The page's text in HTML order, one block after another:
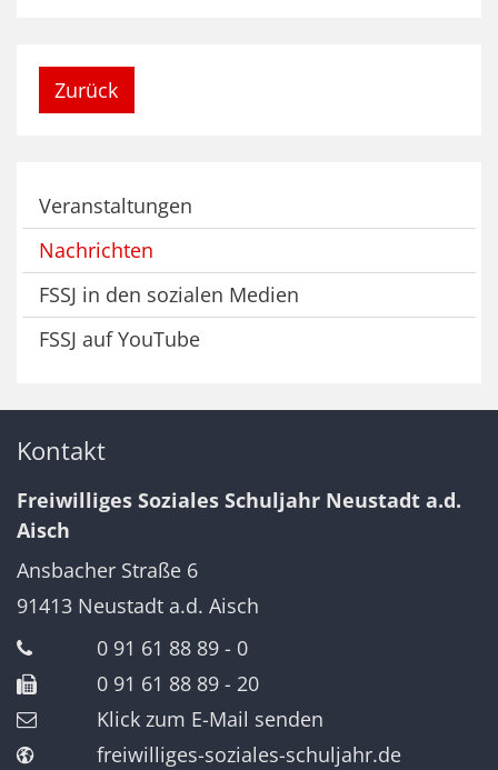
Zurück
Veranstaltungen
Nachrichten
FSSJ in den sozialen Medien
FSSJ auf YouTube
Kontakt
Freiwilliges Soziales Schuljahr Neustadt a.d.
Aisch
Ansbacher Straße 6
91413 Neustadt a.d. Aisch
0 91 61 88 89 - 0
0 91 61 88 89 - 20
Klick zum E-Mail senden
freiwilliges-soziales-schuljahr.de